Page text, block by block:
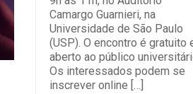
Camargo Guarnieri, na
Universidade de São Paulo
(USP). O encontro é gratuito
aberto ao público
Os interessados podem se
inscrever online […]